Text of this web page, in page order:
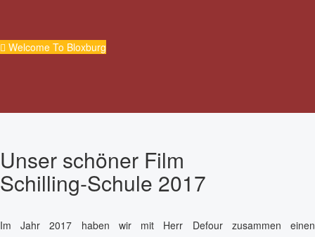
Welcome To Bloxburg
Unser schöner Film
Schilling-Schule 2017
Im Jahr 2017 haben wir mit Herr Defour zusammen einen